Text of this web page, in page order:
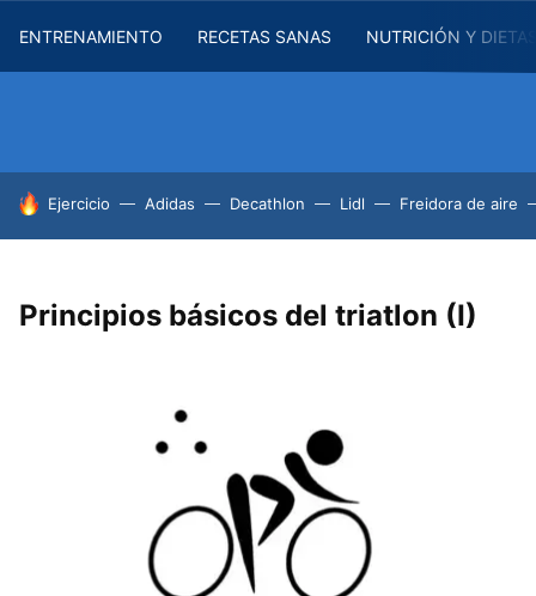
ENTRENAMIENTO RECETAS SANAS NUTRICIÓN Y
HOY SE HABLA DE
Ejercicio Adidas Decathlon Lidl Freidora de aire
Principios básicos del triatlon (I)